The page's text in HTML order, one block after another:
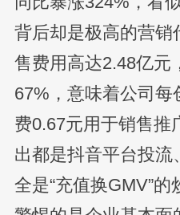
背后却是极高的营销
售费用高达2.48亿元
67%，意味着公司
费0.67元用于销售推
出都是抖音平台投
全是“充值换GMV”